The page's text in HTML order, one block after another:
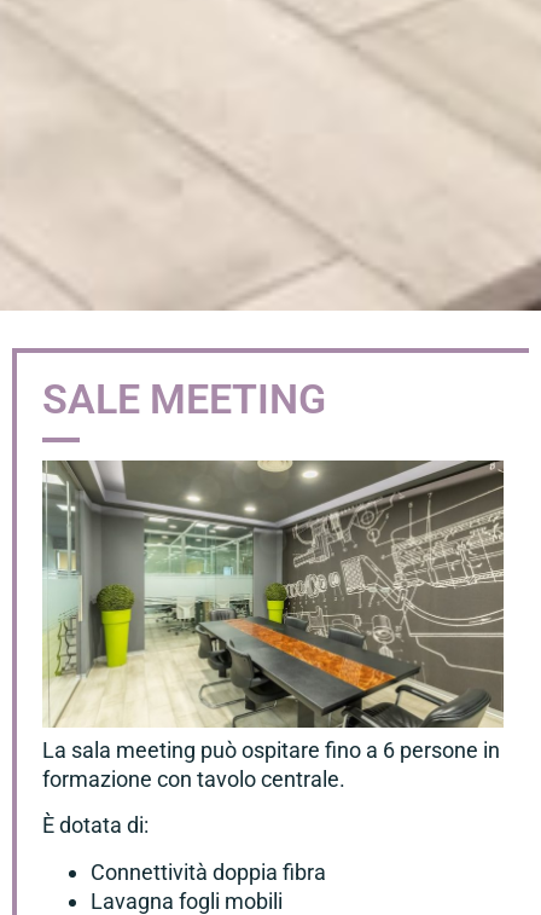
SALE MEETING
La sala meeting può ospitare fino a 6 persone in
formazione con tavolo centrale.
È dotata di:
Connettività doppia fibra
Lavagna fogli mobili